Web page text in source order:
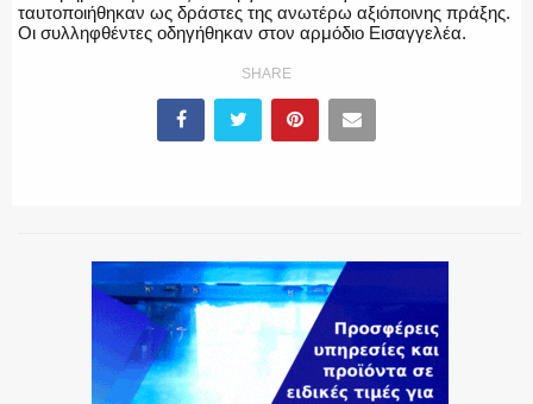
ταυτοποιήθηκαν ως δράστες της ανωτέρω αξιόποινης πράξης.
Οι συλληφθέντες οδηγήθηκαν στον αρμόδιο Εισαγγελέα.
SHARE